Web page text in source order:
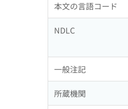
本文の言語コード
NDLC
一般注記
所蔵機関